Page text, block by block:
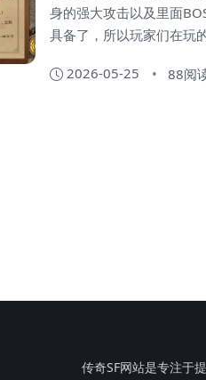
身的强大攻击以及里面
具备了，所以玩家们在玩
当针对于这种情况去考虑
2026-05-25 88阅
传奇SF网站是专注于